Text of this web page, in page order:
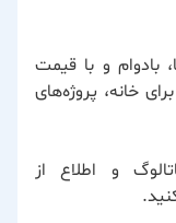
بادوام و با قیمت
خانه، پروژه‌های
و اطلاع از